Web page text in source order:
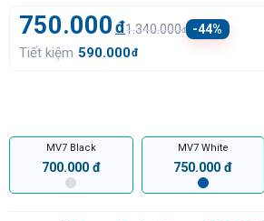
750.000đ1.340.000đ -44%
Tiết kiệm 590.000đ
MV7 Black
700.000 đ
MV7 White
750.000 đ